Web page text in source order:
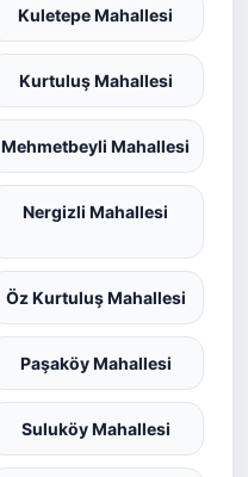
Kuletepe Mahallesi
Kurtuluş Mahallesi
Mehmetbeyli Mahallesi
Nergizli Mahallesi
Öz Kurtuluş Mahallesi
Paşaköy Mahallesi
Suluköy Mahallesi